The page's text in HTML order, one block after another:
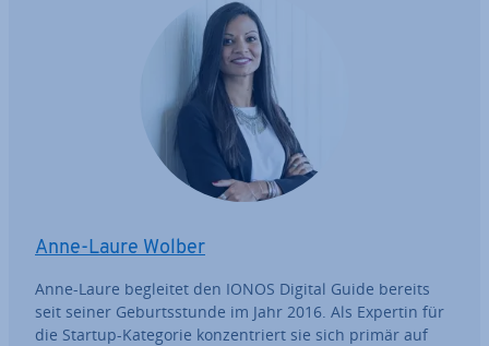
Anne-Laure Wolber
Anne-Laure begleitet den IONOS Digital Guide bereits
seit seiner Ge­burts­stun­de im Jahr 2016. Als Expertin für
die Startup-Kategorie kon­zen­triert sie sich primär auf